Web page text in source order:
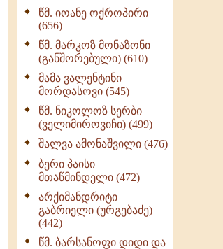
მონაზვნური
გამოცდილების
ოთხი ასეული თავი
სიყვარულის შესახებ
(259)
წმ. იოანე ოქროპირი
(656)
წმ. მარკოზ მონაზონი
(განშორებული) (610)
მამა ვალენტინი
მორდასოვი (545)
წმ. ნიკოლოზ სერბი
(ველიმიროვიჩი) (499)
შალვა ამონაშვილი (476)
ბერი პაისი
მთაწმინდელი (472)
არქიმანდრიტი
გაბრიელი (ურგებაძე)
(442)
წმ. ბარსანოფი დიდი და